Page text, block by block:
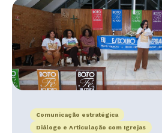
Comunicação estratégica
Diálogo e Articulação com Igrejas